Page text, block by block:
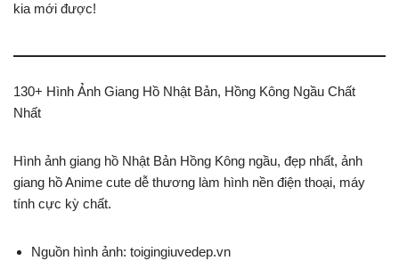
kia mới được!
130+ Hình Ảnh Giang Hồ Nhật Bản, Hồng Kông Ngầu Chất
Nhất
Hình ảnh giang hồ Nhật Bản Hồng Kông ngầu, đẹp nhất, ảnh
giang hồ Anime cute dễ thương làm hình nền điện thoại, máy
tính cực kỳ chất.
Nguồn hình ảnh: toigingiuvedep.vn